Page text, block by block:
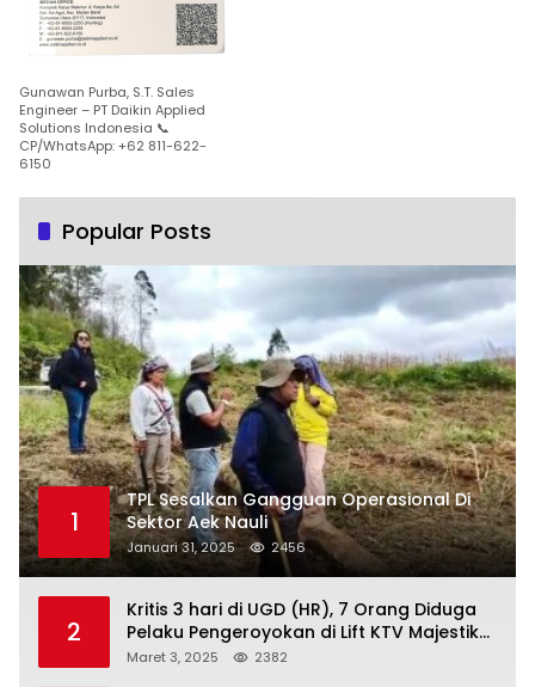
Gunawan Purba, S.T. Sales
Engineer – PT Daikin Applied
Solutions Indonesia 📞
CP/WhatsApp: +62 811-622-
6150
Popular Posts
1
TPL Sesalkan Gangguan Operasional Di
Sektor Aek Nauli
Januari 31, 2025 2456
2
Kritis 3 hari di UGD (HR), 7 Orang Diduga
Pelaku Pengeroyokan di Lift KTV Majestik
Melenggang Bebas, Kantor Hukum JAP
Maret 3, 2025 2382